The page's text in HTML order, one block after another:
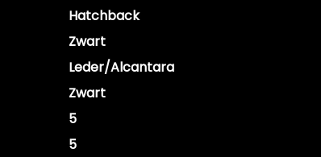
Hatchback
Zwart
Leder/Alcantara
Zwart
5
5